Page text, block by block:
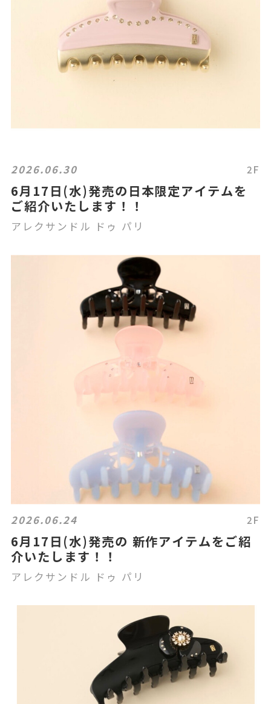
2026.06.30 2F
6月17日(水)発売の日本限定アイテムを
ご紹介いたします！！
アレクサンドル ドゥ パリ
2026.06.24 2F
6月17日(水)発売の 新作アイテムをご紹
介いたします！！
アレクサンドル ドゥ パリ